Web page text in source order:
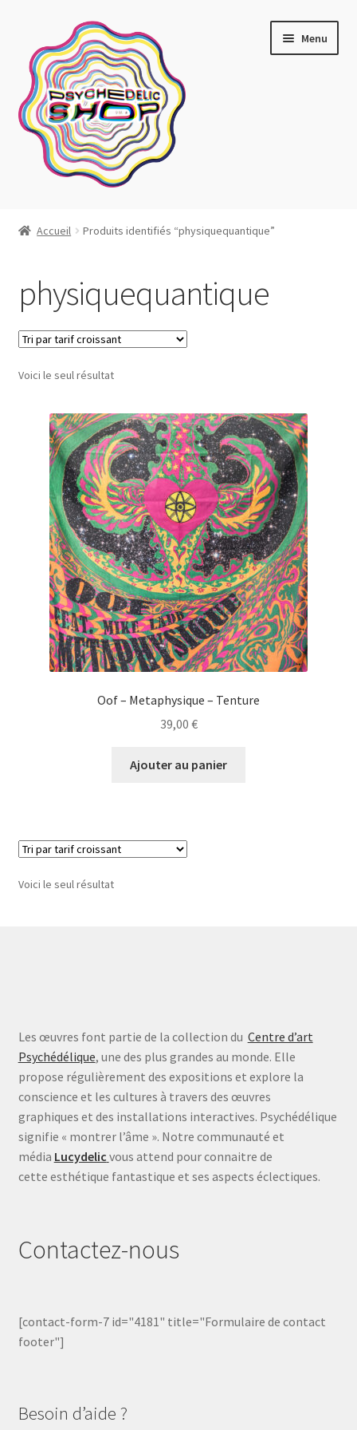
navigation
contenu
Menu
Affiches
Blotter art
A Propos
Accueil Produits identifiés “physiquequantique”
physiquequantique
Voici le seul résultat
Oof – Metaphysique – Tenture
39,00 €
Ajouter au panier
Voici le seul résultat
Les œuvres font partie de la collection du Centre d’art
Psychédélique, une des plus grandes au monde. Elle
propose régulièrement des expositions et explore la
conscience et les cultures à travers des œuvres
graphiques et des installations interactives. Psychédélique
signifie « montrer l’âme ». Notre communauté et
média Lucydelic vous attend pour connaitre de
cette esthétique fantastique et ses aspects éclectiques.
Contactez-nous
[contact-form-7 id="4181" title="Formulaire de contact
footer"]
Besoin d’aide ?